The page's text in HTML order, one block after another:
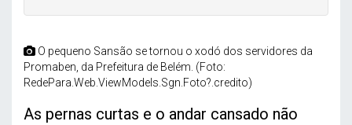
O pequeno Sansão se tornou o xodó dos servidores da
Promaben, da Prefeitura de Belém. (Foto:
RedePara.Web.ViewModels.Sgn.Foto?.credito)
As pernas curtas e o andar cansado não